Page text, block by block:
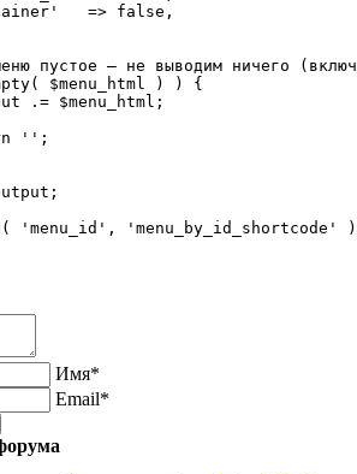
=> false,
пустое — не выводим ничего
$menu_html ) ) {
.= $menu_html;
'';
'menu_id', 'menu_by_id_shortcode'
Имя*
Email*